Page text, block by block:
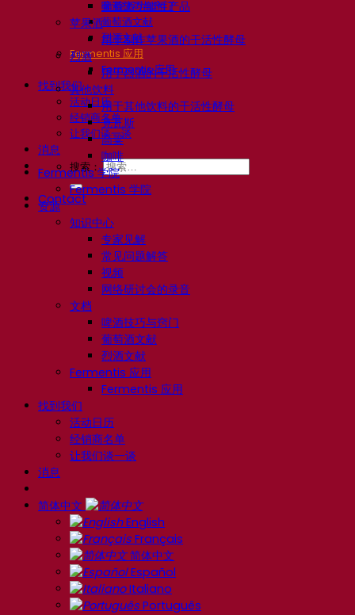
啤酒技巧与窍门
葡萄酒文献
烈酒文献
Fermentis 应用
Fermentis 应用
找到我们
活动日历
经销商名单
让我们谈一谈
消息
搜索：
Contact
葡萄酒功能性产品
苹果酒
用于制作苹果酒的干活性酵母
烈酒
用于烈酒的干活性酵母
其他饮料
用于其他饮料的干活性酵母
克瓦斯
高粱
咖啡
Fermentis 学院
Fermentis 学院
资源
知识中心
专家见解
常见问题解答
视频
网络研讨会的录音
文档
啤酒技巧与窍门
葡萄酒文献
烈酒文献
Fermentis 应用
Fermentis 应用
找到我们
活动日历
经销商名单
让我们谈一谈
消息
简体中文
English
Français
简体中文
Español
Italiano
Português